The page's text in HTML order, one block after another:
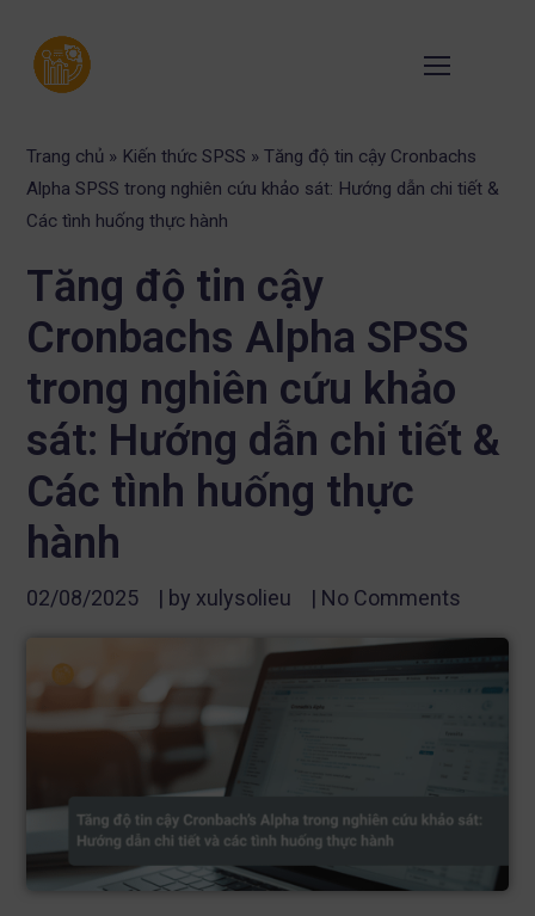
Trang chủ » Kiến thức SPSS »Tăng độ tin cậy Cronbachs
Alpha SPSS trong nghiên cứu khảo sát: Hướng dẫn chi tiết &
Các tình huống thực hành
Tăng độ tin cậy
Cronbachs Alpha SPSS
trong nghiên cứu khảo
sát: Hướng dẫn chi tiết &
Các tình huống thực
hành
02/08/2025 | by xulysolieu | No Comments